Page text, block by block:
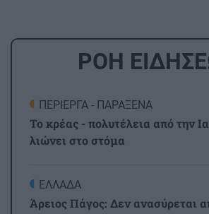
ΡΟΗ
ΠΕΡΙΕΡΓΑ - ΠΑΡΑΞΕΝΑ
Το κρέας - πολυτέλεια από την
λιώνει στο στόμα
ΕΛΛΑΔΑ
Άρειος Πάγος: Δεν ανασύρεται